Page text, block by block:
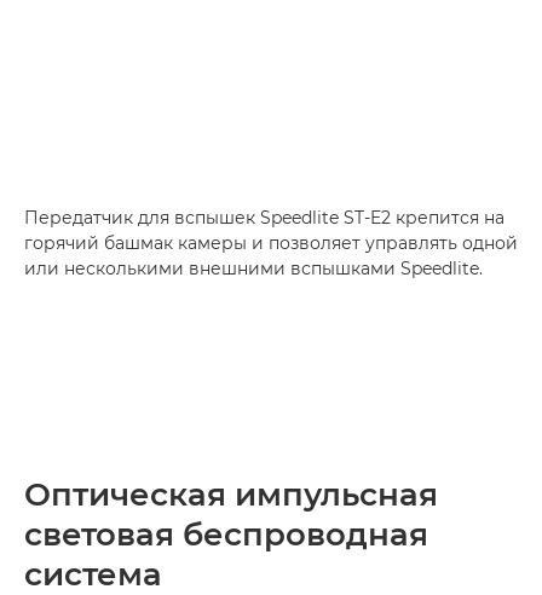
Передатчик для вспышек Speedlite ST-E2 крепится на
горячий башмак камеры и позволяет управлять одной
или несколькими внешними вспышками Speedlite.
Оптическая импульсная
световая беспроводная
система